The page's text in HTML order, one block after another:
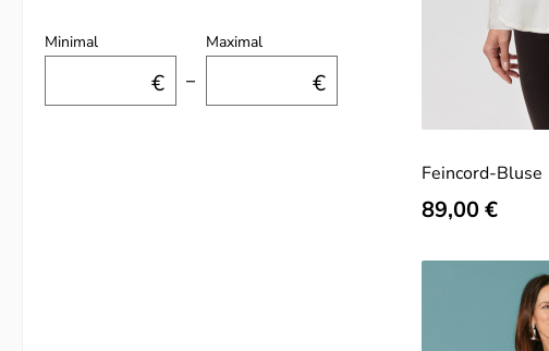
Minimal
€ –
Maximal
€
Feincord-Bluse
Regulärer Preis:
89,00 €